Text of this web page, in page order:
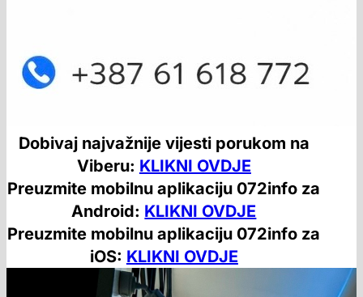
Dobivaj najvažnije vijesti porukom na
Viberu: KLIKNI OVDJE
Preuzmite mobilnu aplikaciju 072info za
Android: KLIKNI OVDJE
Preuzmite mobilnu aplikaciju 072info za
iOS: KLIKNI OVDJE